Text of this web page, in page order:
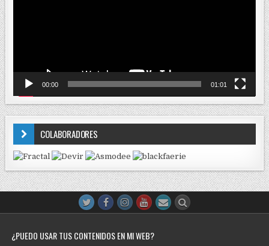
00:00 01:01
COLABORADORES
¿PUEDO USAR TUS CONTENIDOS EN MI WEB?